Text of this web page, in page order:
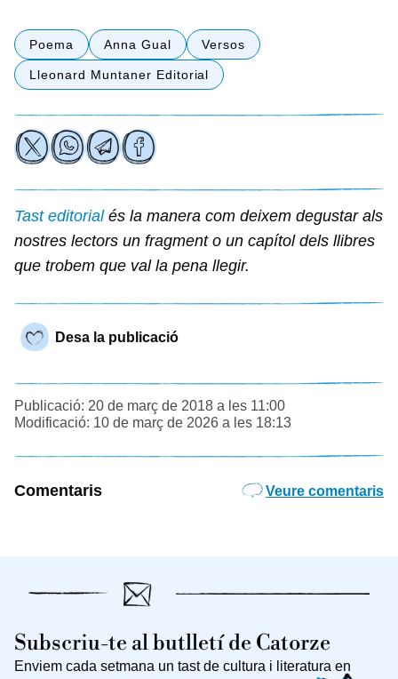
Poema Anna Gual Versos
Lleonard Muntaner Editorial
Tast editorialés la manera com deixem degustar als
nostres lectors un fragment o un capítol dels llibres
que trobem que val la pena llegir.
Desa la publicació
Publicació: 20 de març de 2018 a les 11:00
Modificació: 10 de març de 2026 a les 18:13
Comentaris Veure comentaris
Subscriu-te al butlletí de Catorze
Enviem cada setmana un tast de cultura i literatura en